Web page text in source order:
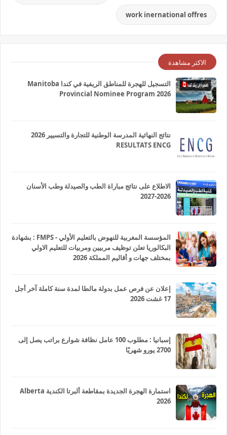
work inernational offres
الاكثر مشاهدة
التسجيل للهجرة للمناطق الريفية في كندا Manitoba
Provincial Nominee Program 2026
نتائج النهائية المدرسة الوطنية للتجارة والتسيير 2026
RESULTATS ENCG
الاطلاع على نتائج مباراة الطب والصيدلة وطب الأسنان
2026-2027
المؤسسة المغربية للنهوض بالتعليم الأولي - FMPS : بشهادة
البكالوريا تعلن توظيف مربيين ومربيات للتعليم الاولي
بمختلف جهات و أقاليم المملكة 2026
إعلان عن فرص عمل بدولة مالطا لمدة سنة كاملة آخر أجل
17 غشت 2026
إسبانيا : مطلوب 100 عامل نظافة شوارع براتب يصل إلى
2700 يورو شهريًا
استمارة الهجرة الجديدة بمقاطعة ألبرتا الكندية Alberta
2026